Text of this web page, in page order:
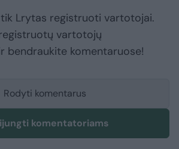
Lrytas registruoti vartotojai.
vartotojų
bendraukite komentaruose!
Rodyti komentarus
komentatoriams